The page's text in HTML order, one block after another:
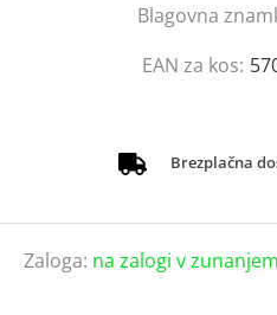
Blagovna
EAN za kos:
Brezplačna
Zaloga: na zalogi v